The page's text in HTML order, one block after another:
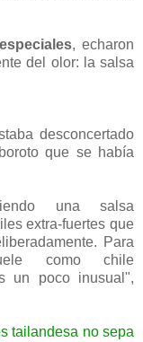
, echaron
del olor: la salsa
desconcertado
que se había
una salsa
extra-fuertes que
Para
como chile
un poco inusual",
tailandesa no sepa